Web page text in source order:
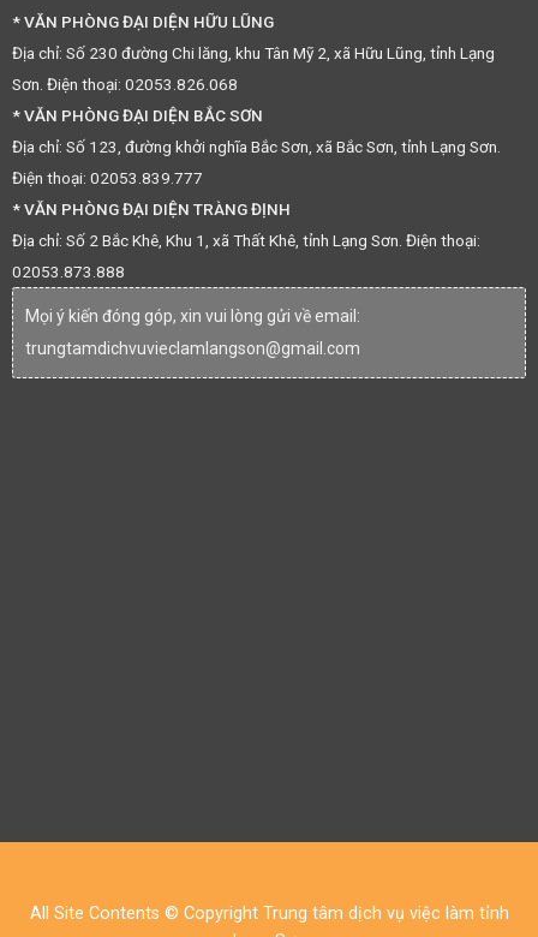
* VĂN PHÒNG ĐẠI DIỆN HỮU LŨNG
Địa chỉ: Số 230 đường Chi lăng, khu Tân Mỹ 2, xã Hữu Lũng, tỉnh Lạng
Sơn. Điện thoại: 02053.826.068
* VĂN PHÒNG ĐẠI DIỆN BẮC SƠN
Địa chỉ: Số 123, đường khởi nghĩa Bắc Sơn, xã Bắc Sơn, tỉnh Lạng Sơn.
Điện thoại: 02053.839.777
* VĂN PHÒNG ĐẠI DIỆN TRÀNG ĐỊNH
Địa chỉ: Số 2 Bắc Khê, Khu 1, xã Thất Khê, tỉnh Lạng Sơn. Điện thoại:
02053.873.888
Mọi ý kiến đóng góp, xin vui lòng gửi về email:
trungtamdichvuvieclamlangson@gmail.com
All Site Contents © Copyright Trung tâm dịch vụ việc làm tỉnh